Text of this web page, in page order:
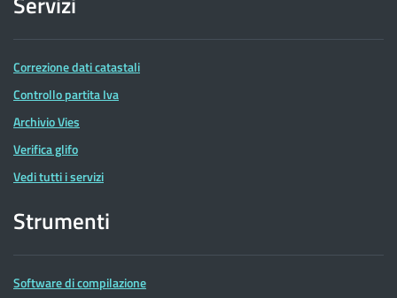
Correzione dati catastali
Controllo partita Iva
Archivio Vies
Verifica glifo
Vedi tutti i servizi
Strumenti
Software di compilazione